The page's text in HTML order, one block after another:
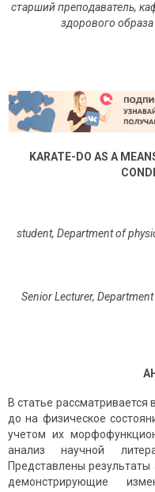
старший преподаватель,
здорового
KARATE-DO AS A
student, Department of
Senior Lecturer,
В статье рассматривается
до на физическое
учетом их
анализ научной
Представлены результаты
демонстрирующие